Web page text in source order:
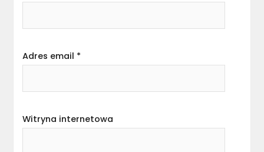
Adres email *
Witryna internetowa